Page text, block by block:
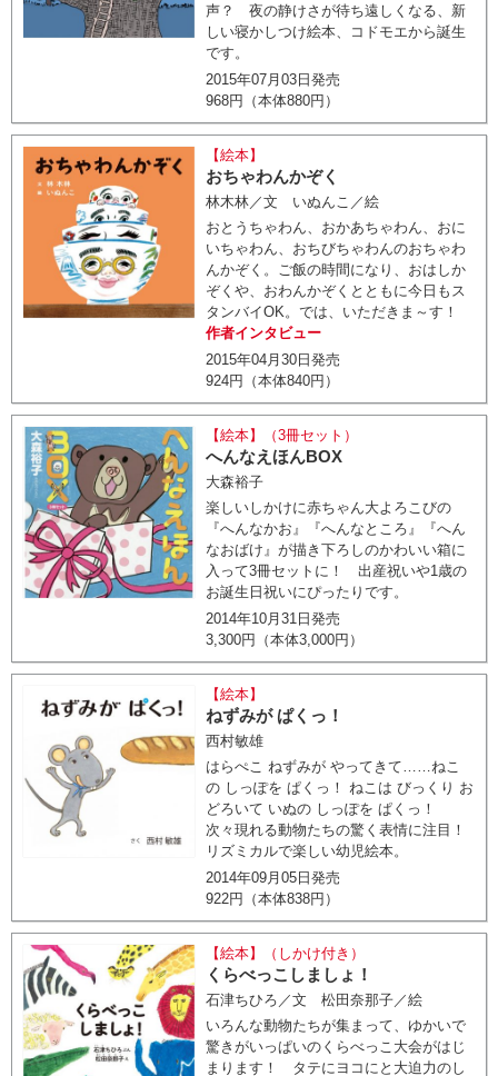
声？ 夜の静けさが待ち遠しくなる、新
しい寝かしつけ絵本、コドモエから誕生
です。
2015年07月03日発売
968円（本体880円）
【絵本】
おちゃわんかぞく
林木林／文 いぬんこ／絵
おとうちゃわん、おかあちゃわん、おに
いちゃわん、おちびちゃわんのおちゃわ
んかぞく。ご飯の時間になり、おはしか
ぞくや、おわんかぞくとともに今日もス
タンバイOK。では、いただきま～す！
作者インタビュー
2015年04月30日発売
924円（本体840円）
【絵本】（3冊セット）
へんなえほんBOX
大森裕子
楽しいしかけに赤ちゃん大よろこびの
『へんなかお』『へんなところ』『へん
なおばけ』が描き下ろしのかわいい箱に
入って3冊セットに！ 出産祝いや1歳の
お誕生日祝いにぴったりです。
2014年10月31日発売
3,300円（本体3,000円）
【絵本】
ねずみが ぱくっ！
西村敏雄
はらぺこ ねずみが やってきて……ねこ
の しっぽを ぱくっ！ ねこは びっくり お
どろいて いぬの しっぽを ぱくっ！
次々現れる動物たちの驚く表情に注目！
リズミカルで楽しい幼児絵本。
2014年09月05日発売
922円（本体838円）
【絵本】（しかけ付き）
くらべっこしましょ！
石津ちひろ／文 松田奈那子／絵
いろんな動物たちが集まって、ゆかいで
驚きがいっぱいのくらべっこ大会がはじ
まります！ タテにヨコにと大迫力のし